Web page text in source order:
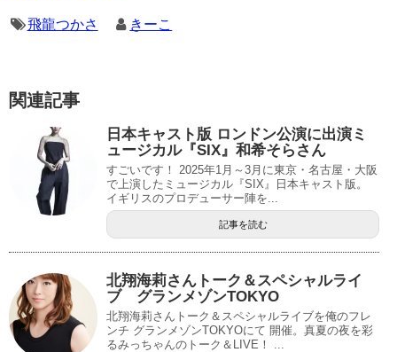
飛龍つかさ きーこ
関連記事
日本キャスト版 ロンドン公演に出演ミ
ュージカル『SIX』和希そらさん
すごいです！ 2025年1月～3月に東京・名古屋・大阪
で上演したミュージカル『SIX』日本キャスト版。
イギリスのプロデューサー陣を...
記事を読む
北翔海莉さんトーク＆スペシャルライ
ブ グランメゾンTOKYO
北翔海莉さんトーク＆スペシャルライブを俺のフレ
ンチ グランメゾンTOKYOにて 開催。真夏の夜を彩
るみっちゃんのトーク＆LIVE！ ...